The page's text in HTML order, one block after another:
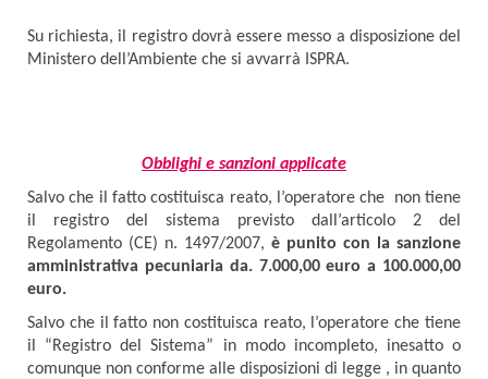
Su richiesta, il registro dovrà essere messo a disposizione del
Ministero dell’Ambiente che si avvarrà ISPRA.
Obblighi e sanzioni applicate
Salvo che il fatto costituisca reato, l’operatore che non tiene
il registro del sistema previsto dall’articolo 2 del
Regolamento (CE) n. 1497/2007, è punito con la sanzione
amministrativa pecuniaria da. 7.000,00 euro a 100.000,00
euro.
Salvo che il fatto non costituisca reato, l’operatore che tiene
il “Registro del Sistema” in modo incompleto, inesatto o
comunque non conforme alle disposizioni di legge , in quanto